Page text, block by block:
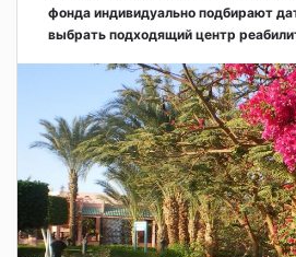
фонда индивидуально подбирают
выбрать подходящий центр